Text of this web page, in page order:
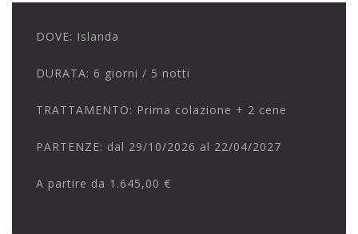
DOVE: Islanda
DURATA: 6 giorni / 5 notti
TRATTAMENTO: Prima colazione + 2 cene
PARTENZE: dal 29/10/2026 al 22/04/2027
A partire da 1.645,00 €